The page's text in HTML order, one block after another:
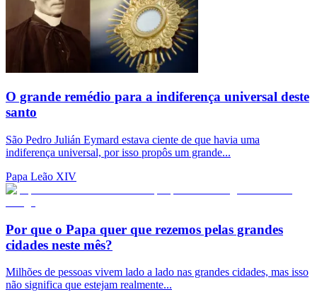
O grande remédio para a indiferença universal deste
santo
São Pedro Julián Eymard estava ciente de que havia uma
indiferença universal, por isso propôs um grande...
Papa Leão XIV
Por que o Papa quer que rezemos pelas grandes
cidades neste mês?
Milhões de pessoas vivem lado a lado nas grandes cidades, mas isso
não significa que estejam realmente...